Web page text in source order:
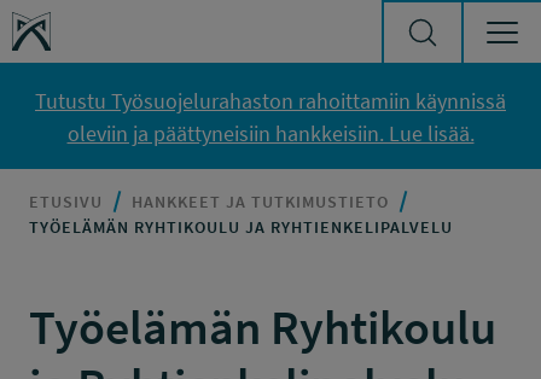
Siirry sisältöön
Työsuojelurahasto
Tutustu Työsuojelurahaston rahoittamiin käynnissä
oleviin ja päättyneisiin hankkeisiin. Lue lisää.
ETUSIVU
HANKKEET JA TUTKIMUSTIETO
TYÖELÄMÄN RYHTIKOULU JA RYHTIENKELIPALVELU
Työelämän Ryhtikoulu